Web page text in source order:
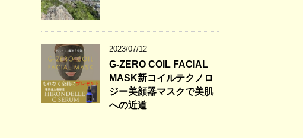
2023/07/12
G-ZERO COIL FACIAL
MASK新コイルテクノロ
ジー美顔器マスクで美肌
への近道